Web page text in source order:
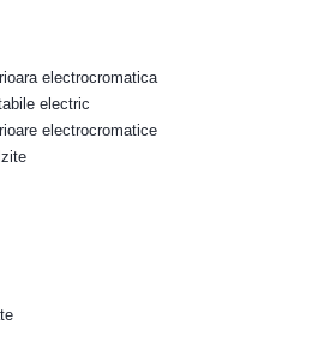
electrocromatica
electric
electrocromatice